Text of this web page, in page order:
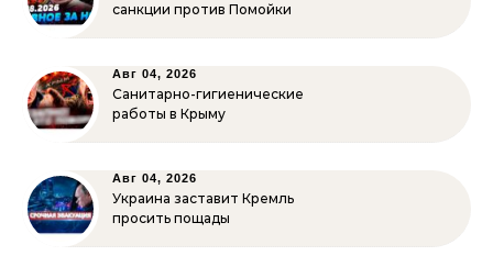
санкции против Помойки
Авг 04, 2026
Санитарно-гигиенические
работы в Крыму
Авг 04, 2026
Украина заставит Кремль
просить пощады